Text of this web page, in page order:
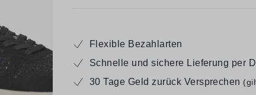
Flexible Bezahlarten
Schnelle und sichere Lieferung per
30 Tage Geld zurück Versprechen